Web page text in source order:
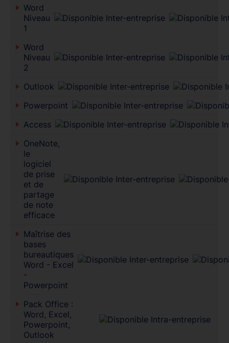
Word
Niveau
1
Word
Niveau
2
Outlook
Powerpoint
Access
OneNote,
le
logiciel
de prise
et de
partage
de note
efficace
Maîtrise des
bases
bureautiques
Word - Excel
-
Powerpoint
Pack Office :
Word, Excel,
Powerpoint,
Outlook